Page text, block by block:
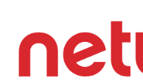
springen